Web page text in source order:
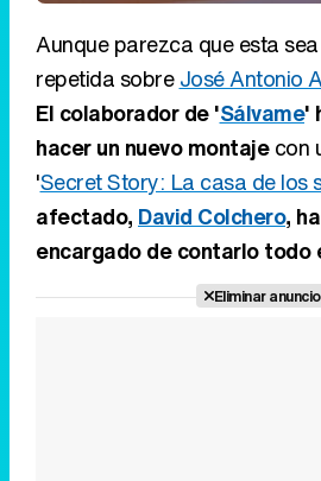
Aunque parezca que esta
repetida sobreJosé Antonio
El colaborador de 'Sálvame'
hacer un nuevo montajecon
'Secret Story: La casa de los
afectado, David Colchero,
encargado de contarlo todo
Eliminar